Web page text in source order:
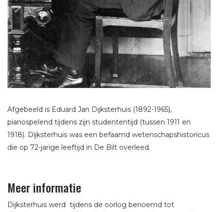
Afgebeeld is Eduard Jan Dijksterhuis (1892-1965),
pianospelend tijdens zijn studententijd (tussen 1911 en
1918). Dijksterhuis was een befaamd wetenschapshistoricus
die op 72-jarige leeftijd in De Bilt overleed.
Meer informatie
Dijksterhuis werd tijdens de oorlog benoemd tot